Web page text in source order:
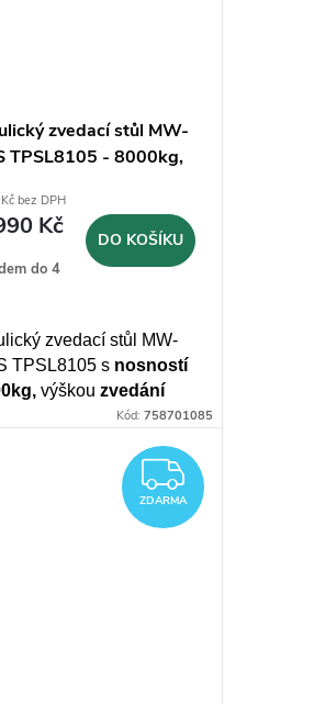
zvedací stůl MW-
TPSL8105 - 8000kg,
bez DPH
Kč
do 4
DO KOŠÍKU
zvedací stůl MW-
TPSL8105 s nosností
výškou zvedání
plochou
Kód: 758701085
ZDARMA